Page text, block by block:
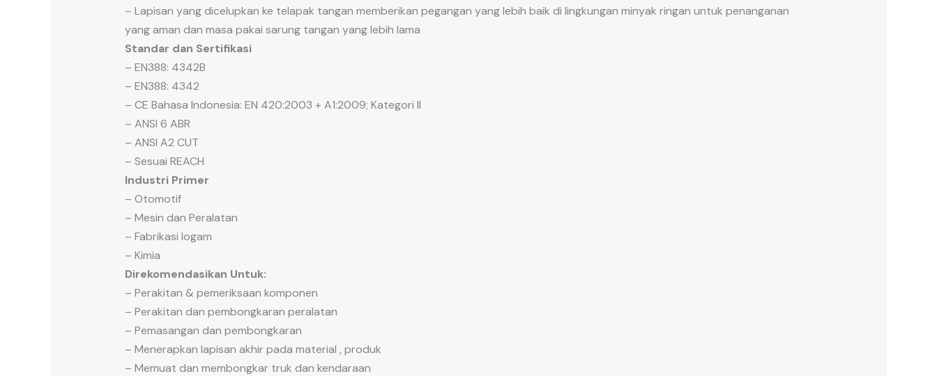
– Lapisan yang dicelupkan ke telapak tangan memberikan pegangan yang lebih baik di lingkungan minyak ringan untuk penanganan
yang aman dan masa pakai sarung tangan yang lebih lama
Standar dan Sertifikasi
– EN388: 4342B
– EN388: 4342
– CE Bahasa Indonesia: EN 420:2003 + A1:2009; Kategori II
– ANSI 6 ABR
– ANSI A2 CUT
– Sesuai REACH
Industri Primer
– Otomotif
– Mesin dan Peralatan
– Fabrikasi logam
– Kimia
Direkomendasikan Untuk:
– Perakitan & pemeriksaan komponen
– Perakitan dan pembongkaran peralatan
– Pemasangan dan pembongkaran
– Menerapkan lapisan akhir pada material , produk
– Memuat dan membongkar truk dan kendaraan